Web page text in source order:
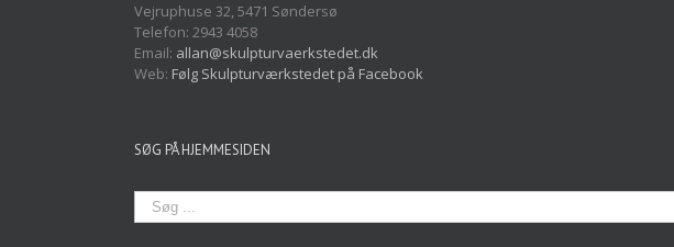
Vejruphuse 32, 5471 Søndersø
Telefon: 2943 4058
Email: allan@skulpturvaerkstedet.dk
Web: Følg Skulpturværkstedet på Facebook
SØG PÅ HJEMMESIDEN